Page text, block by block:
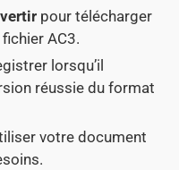
pour télécharger
AC3.
lorsqu’il
réussie du format
votre document